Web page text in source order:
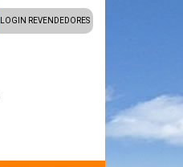
LOGIN REVENDEDORES